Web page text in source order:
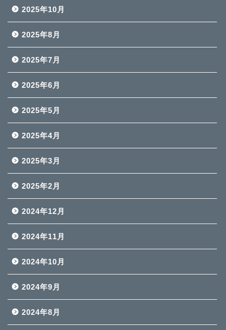
2025年10月
2025年8月
2025年7月
2025年6月
2025年5月
2025年4月
2025年3月
2025年2月
2024年12月
2024年11月
2024年10月
2024年9月
2024年8月